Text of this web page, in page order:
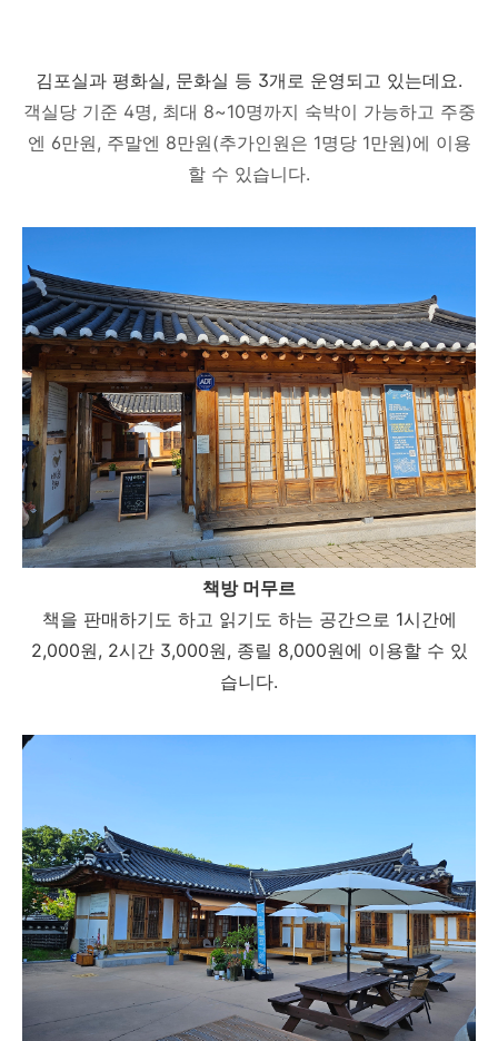
김포실과 평화실, 문화실 등 3개로 운영되고 있는데요.
객실당 기준 4명, 최대 8~10명까지 숙박이 가능하고 주중
엔 6만원, 주말엔 8만원(추가인원은 1명당 1만원)에 이용
할 수 있습니다.
책방 머무르
책을 판매하기도 하고 읽기도 하는 공간으로 1시간에
2,000원, 2시간 3,000원, 종릴 8,000원에 이용할 수 있
습니다.